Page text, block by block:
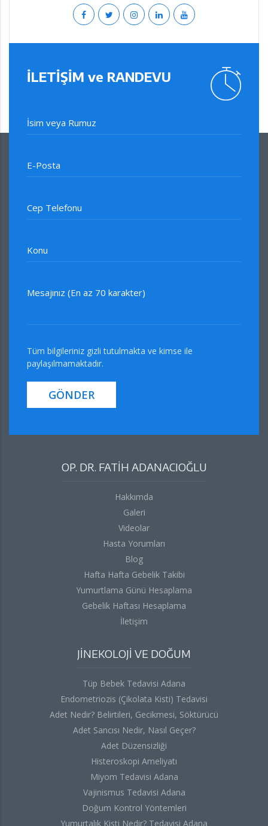
İLETİŞİM ve RANDEVU
İsim veya Rumuz
E-Posta
Cep Telefonu
Konu
Mesajınız (En az 70 karakter)
Tüm bilgileriniz gizli tutulmakta ve kimse ile
paylaşılmamaktadır.
GÖNDER
OP. DR. FATİH ADANACIOĞLU
Hakkımda
Galeri
Videolar
Hasta Yorumları
Blog
Hafta Hafta Gebelik Takibi
Yumurtlama Günü Hesaplama
Gebelik Haftası Hesaplama
İletişim
JİNEKOLOJİ VE DOĞUM
Tüp Bebek Tedavisi Adana
Endometriozis (Çikolata Kisti) Tedavisi
Adet Nedir? Belirtileri, Gecikmesi, Söktürücü
Adet Sancısı Nedir, Nasıl Geçer?
Adet Düzensizliği
Histeroskopi Ameliyatı
Miyom Tedavisi Adana
Vajinismus Tedavisi Adana
Doğum Kontrol Yöntemleri
Yumurtalık Kisti Nedir? Tedavisi Adana